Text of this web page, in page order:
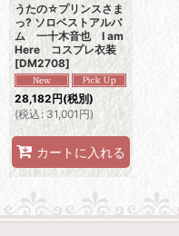
うたの☆プリンスさま
っ? ソロベストアルバ
ム 一十木音也 I am
Here コスプレ衣装
[DM2708]
28,182円(税別)
(税込: 31,001円)
カートに入れる